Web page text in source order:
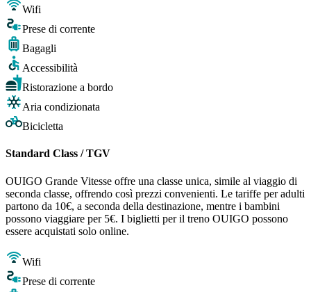
Wifi
Prese di corrente
Bagagli
Accessibilità
Ristorazione a bordo
Aria condizionata
Bicicletta
Standard Class / TGV
OUIGO Grande Vitesse offre una classe unica, simile al viaggio di
seconda classe, offrendo così prezzi convenienti. Le tariffe per adulti
partono da 10€, a seconda della destinazione, mentre i bambini
possono viaggiare per 5€. I biglietti per il treno OUIGO possono
essere acquistati solo online.
Wifi
Prese di corrente